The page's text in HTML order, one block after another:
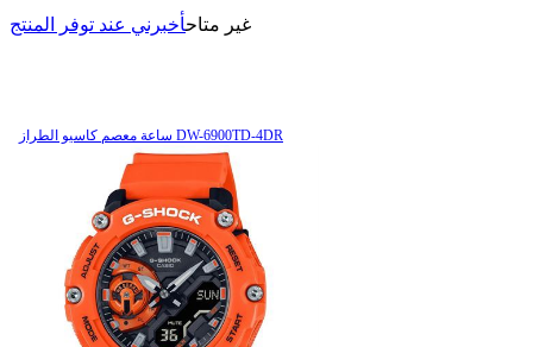
غير متاحأخبرني عند توفر المنتج
ساعة معصم کاسیو الطراز DW-6900TD-4DR